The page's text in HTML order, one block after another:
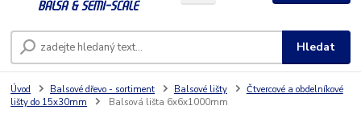
Hledat
Úvod Balsové dřevo - sortiment Balsové lišty
Čtvercové a obdelníkové
lišty do 15x30mm
Balsová lišta 6x6x1000mm